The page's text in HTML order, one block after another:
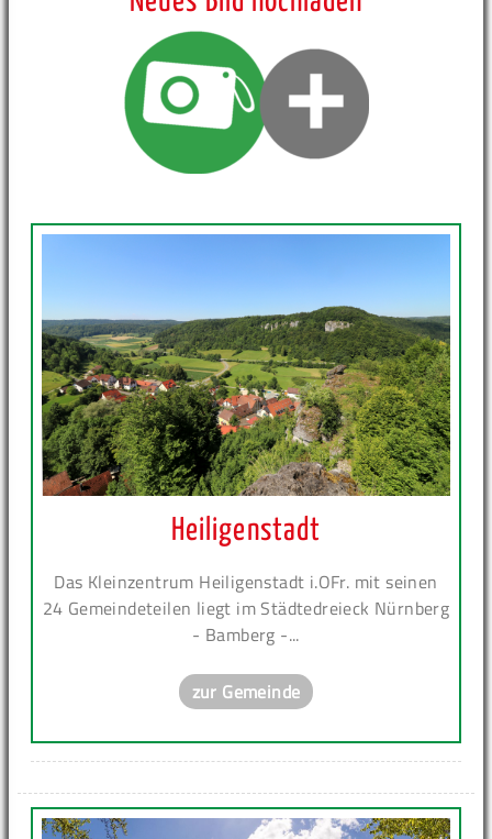
Heiligenstadt
Das Kleinzentrum Heiligenstadt i.OFr. mit seinen
24 Gemeindeteilen liegt im Städtedreieck Nürnberg
- Bamberg -...
zur Gemeinde